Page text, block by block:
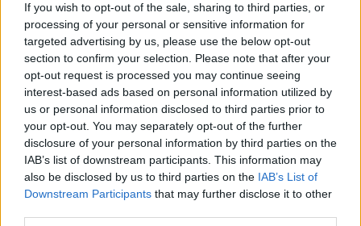
If you wish to opt-out of the sale, sharing to third parties, or
processing of your personal or sensitive information for
targeted advertising by us, please use the below opt-out
section to confirm your selection. Please note that after your
opt-out request is processed you may continue seeing
interest-based ads based on personal information utilized by
us or personal information disclosed to third parties prior to
your opt-out. You may separately opt-out of the further
disclosure of your personal information by third parties on the
IAB’s list of downstream participants. This information may
also be disclosed by us to third parties on the IAB’s List of
Downstream Participants that may further disclose it to other
AUTORE
AiAdhubMedia